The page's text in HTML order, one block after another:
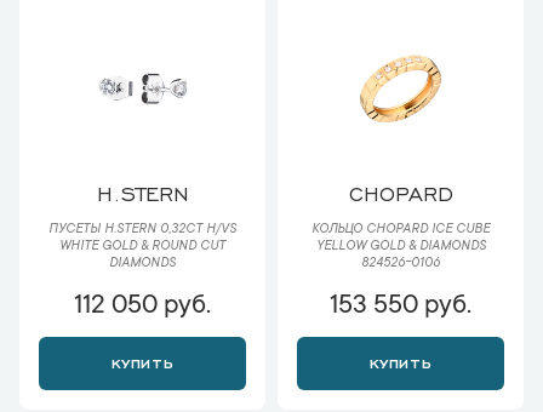
H.STERN
ПУСЕТЫ H.STERN 0,32CT H/VS
WHITE GOLD & ROUND CUT
DIAMONDS
112 050 руб.
КУПИТЬ
CHOPARD
КОЛЬЦО CHOPARD ICE CUBE
YELLOW GOLD & DIAMONDS
824526-0106
153 550 руб.
КУПИТЬ